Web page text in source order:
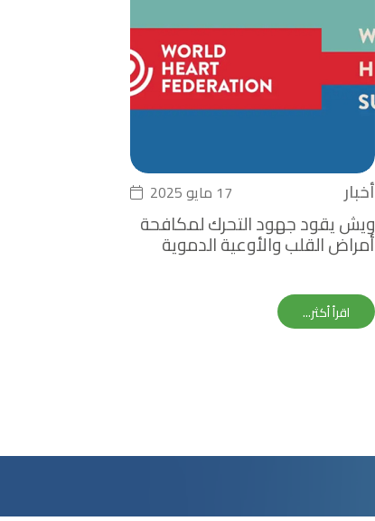
أخبار 17 مايو 2025
ويش يقود جهود التحرك لمكافحة
أمراض القلب والأوعية الدموية
خلال القمة العالمية للقلب 2025
اقرأ أكثر...